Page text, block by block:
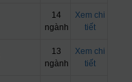
14
ngành
Xem chi
tiết
13
ngành
Xem chi
tiết